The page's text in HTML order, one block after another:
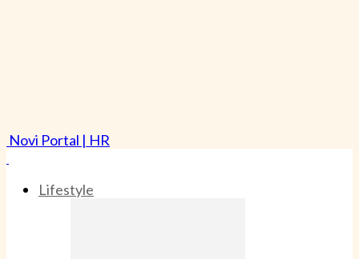
Novi Portal | HR
Lifestyle